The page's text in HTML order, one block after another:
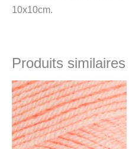
10x10cm.
Produits similaires